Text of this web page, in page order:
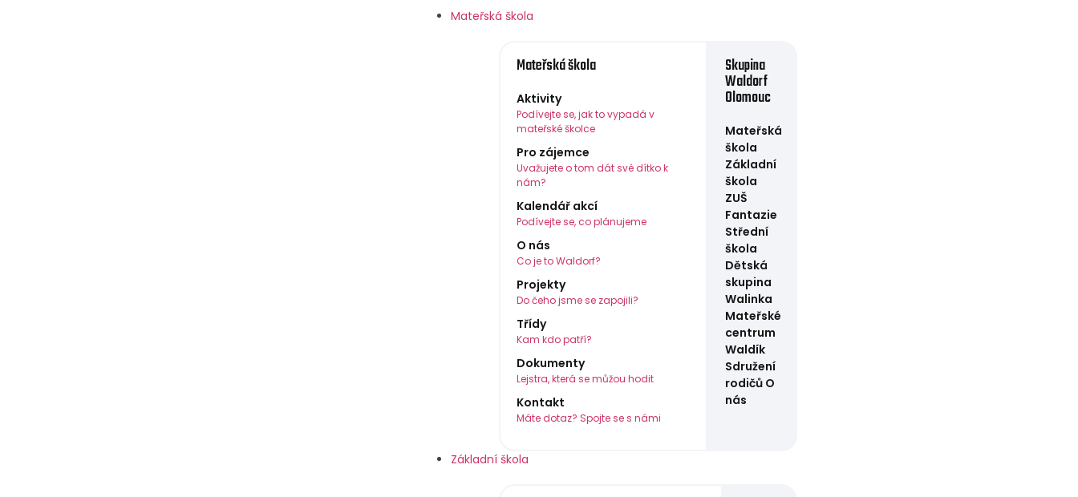
Mateřská škola
Mateřská škola
Aktivity
Podívejte se, jak to vypadá v
mateřské školce
Pro zájemce
Uvažujete o tom dát své dítko k
nám?
Kalendář akcí
Podívejte se, co plánujeme
O nás
Co je to Waldorf?
Projekty
Do čeho jsme se zapojili?
Třídy
Kam kdo patří?
Dokumenty
Lejstra, která se můžou hodit
Kontakt
Máte dotaz? Spojte se s námi
Skupina
Waldorf
Olomouc
Mateřská
škola
Základní
škola
ZUŠ
Fantazie
Střední
škola
Dětská
skupina
Walinka
Mateřské
centrum
Waldík
Sdružení
rodičů O
nás
Základní škola